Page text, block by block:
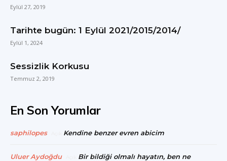
Eylül 27, 2019
Tarihte bugün: 1 Eylül 2021/2015/2014/
Eylül 1, 2024
Sessizlik Korkusu
Temmuz 2, 2019
En Son Yorumlar
saphilopes Kendine benzer evren abicim
Uluer Aydoğdu
Bir bildiği olmalı hayatın, ben ne